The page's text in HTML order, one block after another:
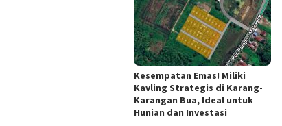
Kesempatan Emas! Miliki
Kavling Strategis di Karang-
Karangan Bua, Ideal untuk
Hunian dan Investasi